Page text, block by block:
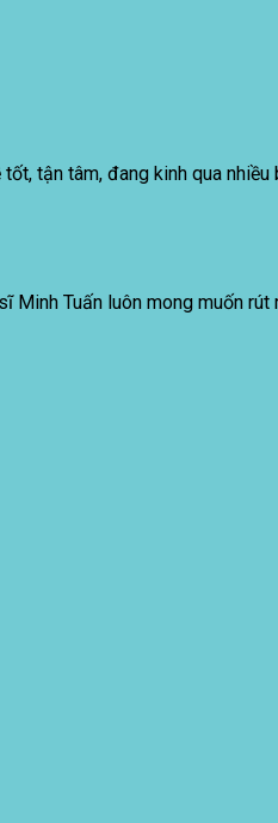
tận tâm, đang kinh qua nhiều
Tuấn luôn mong muốn rút